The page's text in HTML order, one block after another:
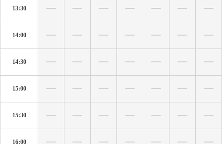
13:30
14:00
14:30
15:00
15:30
16:00